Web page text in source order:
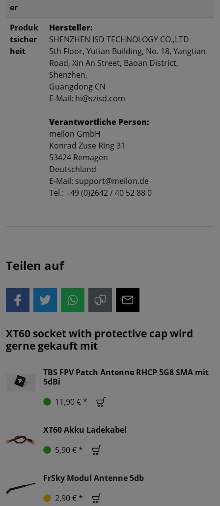
er
Produk
tsicher
heit
Hersteller:
SHENZHEN ISD TECHNOLOGY CO.,LTD
5th Floor, Yutian Building, No. 18, Yangtian
Road, Xin An Street, Baoan District,
Shenzhen,
Guangdong CN
E-Mail: hi@szisd.com
Verantwortliche Person:
meilon GmbH
Konrad Zuse Ring 31
53424 Remagen
Deutschland
E-Mail: support@meilon.de
Tel.: +49 (0)2642 / 40 52 88 0
Teilen auf
XT60 socket with protective cap wird
gerne gekauft mit
TBS FPV Patch Antenne RHCP 5G8 SMA mit
5dBi
11,90 € *
XT60 Akku Ladekabel
5,90 € *
FrSky Modul Antenne 5db
2,90 € *